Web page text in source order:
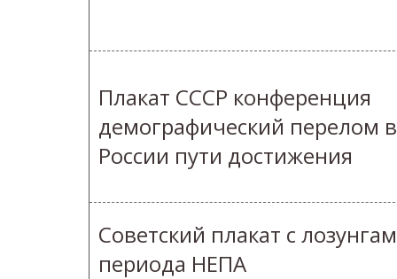
Плакат СССР конференция
демографический перелом в
России пути достижения
Советский плакат с
периода НЕПА